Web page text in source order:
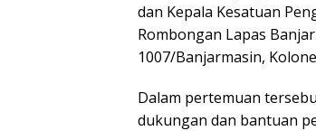
dan Kepala Kesatuan
Rombongan Lapas
1007/Banjarmasin,
Dalam pertemuan
dukungan dan bantuan